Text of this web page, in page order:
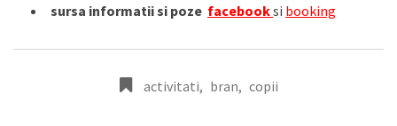
sursa informatii si poze facebooksi booking
activitati, bran, copii